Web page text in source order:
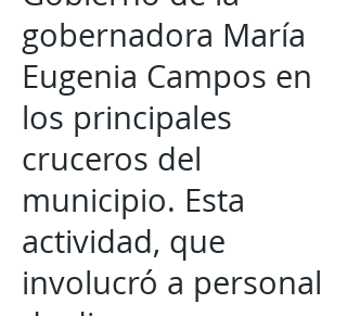
gobernadora María
Eugenia Campos en
los principales
cruceros del
municipio. Esta
actividad, que
involucró a personal